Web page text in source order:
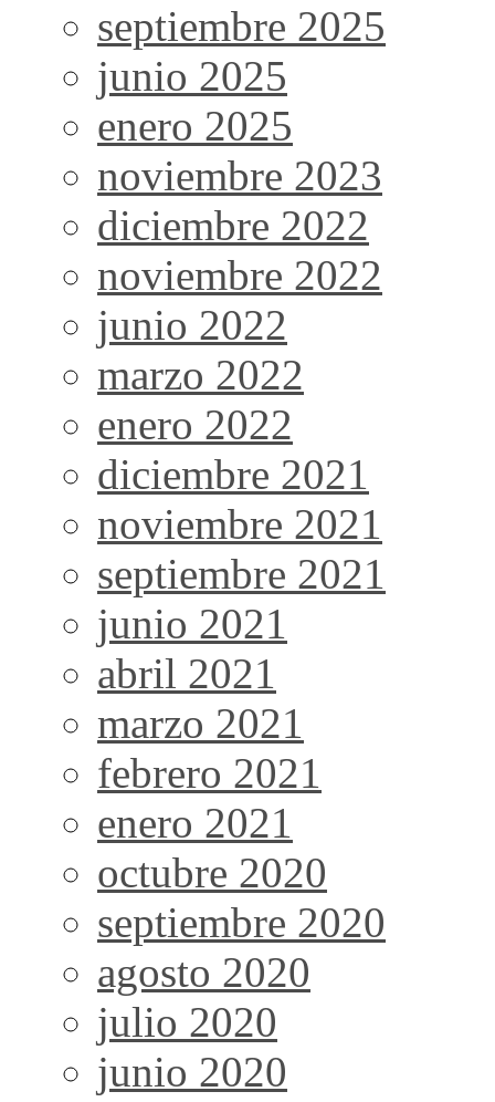
septiembre 2025
junio 2025
enero 2025
noviembre 2023
diciembre 2022
noviembre 2022
junio 2022
marzo 2022
enero 2022
diciembre 2021
noviembre 2021
septiembre 2021
junio 2021
abril 2021
marzo 2021
febrero 2021
enero 2021
octubre 2020
septiembre 2020
agosto 2020
julio 2020
junio 2020